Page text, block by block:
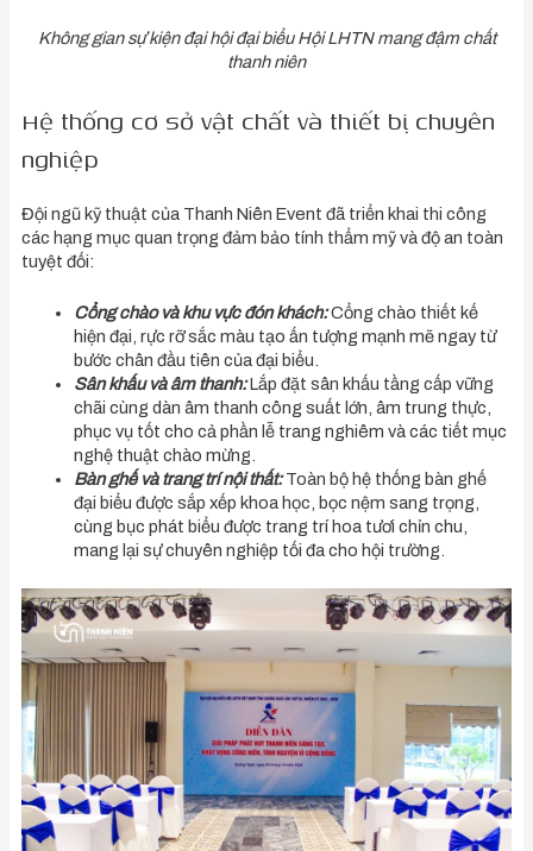
Không gian sự kiện đại hội đại biểu Hội LHTN mang đậm chất
thanh niên
Hệ thống cơ sở vật chất và thiết bị chuyên
nghiệp
Đội ngũ kỹ thuật của Thanh Niên Event đã triển khai thi công
các hạng mục quan trọng đảm bảo tính thẩm mỹ và độ an toàn
tuyệt đối:
Cổng chào và khu vực đón khách:Cổng chào thiết kế
hiện đại, rực rỡ sắc màu tạo ấn tượng mạnh mẽ ngay từ
bước chân đầu tiên của đại biểu.
Sân khấu và âm thanh:Lắp đặt sân khấu tầng cấp vững
chãi cùng dàn âm thanh công suất lớn, âm trung thực,
phục vụ tốt cho cả phần lễ trang nghiêm và các tiết mục
nghệ thuật chào mừng.
Bàn ghế và trang trí nội thất:Toàn bộ hệ thống bàn ghế
đại biểu được sắp xếp khoa học, bọc nệm sang trọng,
cùng bục phát biểu được trang trí hoa tươi chỉn chu,
mang lại sự chuyên nghiệp tối đa cho hội trường.